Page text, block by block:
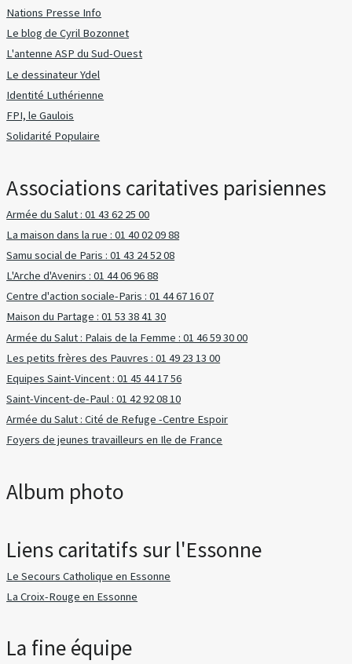
Nations Presse Info
Le blog de Cyril Bozonnet
L'antenne ASP du Sud-Ouest
Le dessinateur Ydel
Identité Luthérienne
FPI, le Gaulois
Solidarité Populaire
Associations caritatives parisiennes
Armée du Salut : 01 43 62 25 00
La maison dans la rue : 01 40 02 09 88
Samu social de Paris : 01 43 24 52 08
L'Arche d'Avenirs : 01 44 06 96 88
Centre d'action sociale-Paris : 01 44 67 16 07
Maison du Partage : 01 53 38 41 30
Armée du Salut : Palais de la Femme : 01 46 59 30 00
Les petits frères des Pauvres : 01 49 23 13 00
Equipes Saint-Vincent : 01 45 44 17 56
Saint-Vincent-de-Paul : 01 42 92 08 10
Armée du Salut : Cité de Refuge -Centre Espoir
Foyers de jeunes travailleurs en Ile de France
Album photo
Liens caritatifs sur l'Essonne
Le Secours Catholique en Essonne
La Croix-Rouge en Essonne
La fine équipe